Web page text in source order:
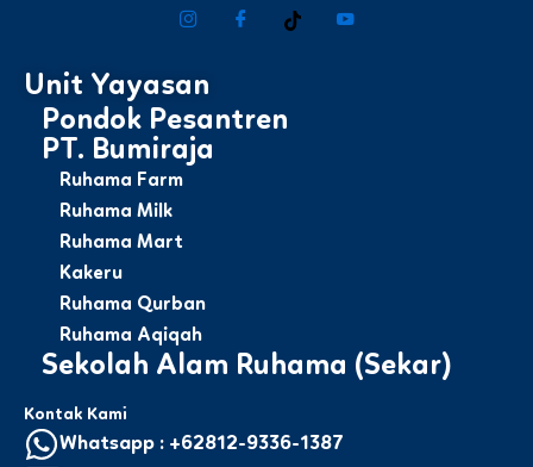
Unit Yayasan
Pondok Pesantren
PT. Bumiraja
Ruhama Farm
Ruhama Milk
Ruhama Mart
Kakeru
Ruhama Qurban
Ruhama Aqiqah
Sekolah Alam Ruhama (Sekar)
Kontak Kami
Whatsapp : +62812-9336-1387